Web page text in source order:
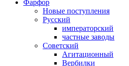
Фарфор
Новые поступления
Русский
императорский
частные заводы
Советский
Агитационный
Вербилки